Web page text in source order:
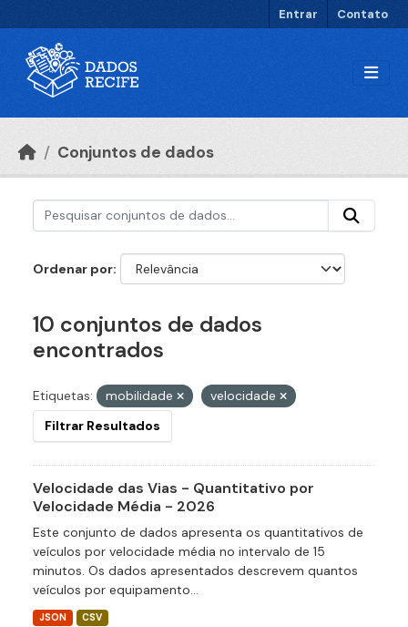
Entrar Contato
Conjuntos de dados
Ordenar por
10 conjuntos de dados
encontrados
Etiquetas: mobilidade
velocidade
Filtrar Resultados
Velocidade das Vias - Quantitativo por
Velocidade Média - 2026
Este conjunto de dados apresenta os quantitativos de
veículos por velocidade média no intervalo de 15
minutos. Os dados apresentados descrevem quantos
veículos por equipamento...
JSON CSV